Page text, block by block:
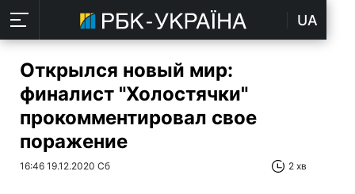
UA
Открылся новый мир:
финалист "Холостячки"
прокомментировал свое
поражение
16:46 19.12.2020 Сб 2 хв